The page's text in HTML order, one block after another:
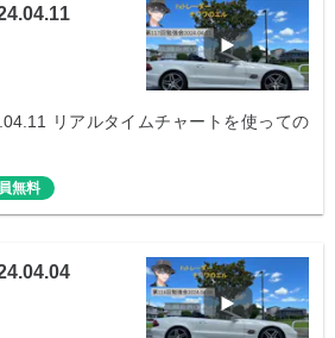
リアルタイムチャートを使っての
無料